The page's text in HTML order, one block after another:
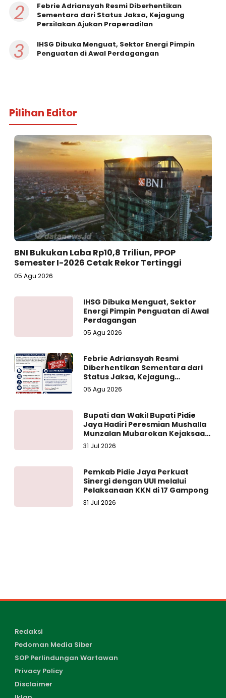
2
Febrie Adriansyah Resmi Diberhentikan
Sementara dari Status Jaksa, Kejagung
Persilakan Ajukan Praperadilan
3
IHSG Dibuka Menguat, Sektor Energi Pimpin
Penguatan di Awal Perdagangan
Pilihan Editor
BNI Bukukan Laba Rp10,8 Triliun, PPOP
Semester I-2026 Cetak Rekor Tertinggi
05 Agu 2026
IHSG Dibuka Menguat, Sektor
Energi Pimpin Penguatan di Awal
Perdagangan
05 Agu 2026
Febrie Adriansyah Resmi
Diberhentikan Sementara dari
Status Jaksa, Kejagung
Persilakan Ajukan Praperadilan
05 Agu 2026
Bupati dan Wakil Bupati Pidie
Jaya Hadiri Peresmian Mushalla
Munzalan Mubarokan Kejaksaan
Negeri Pidie Jaya
31 Jul 2026
Pemkab Pidie Jaya Perkuat
Sinergi dengan UUI melalui
Pelaksanaan KKN di 17 Gampong
31 Jul 2026
Redaksi
Pedoman Media Siber
SOP Perlindungan Wartawan
Privacy Policy
Disclaimer